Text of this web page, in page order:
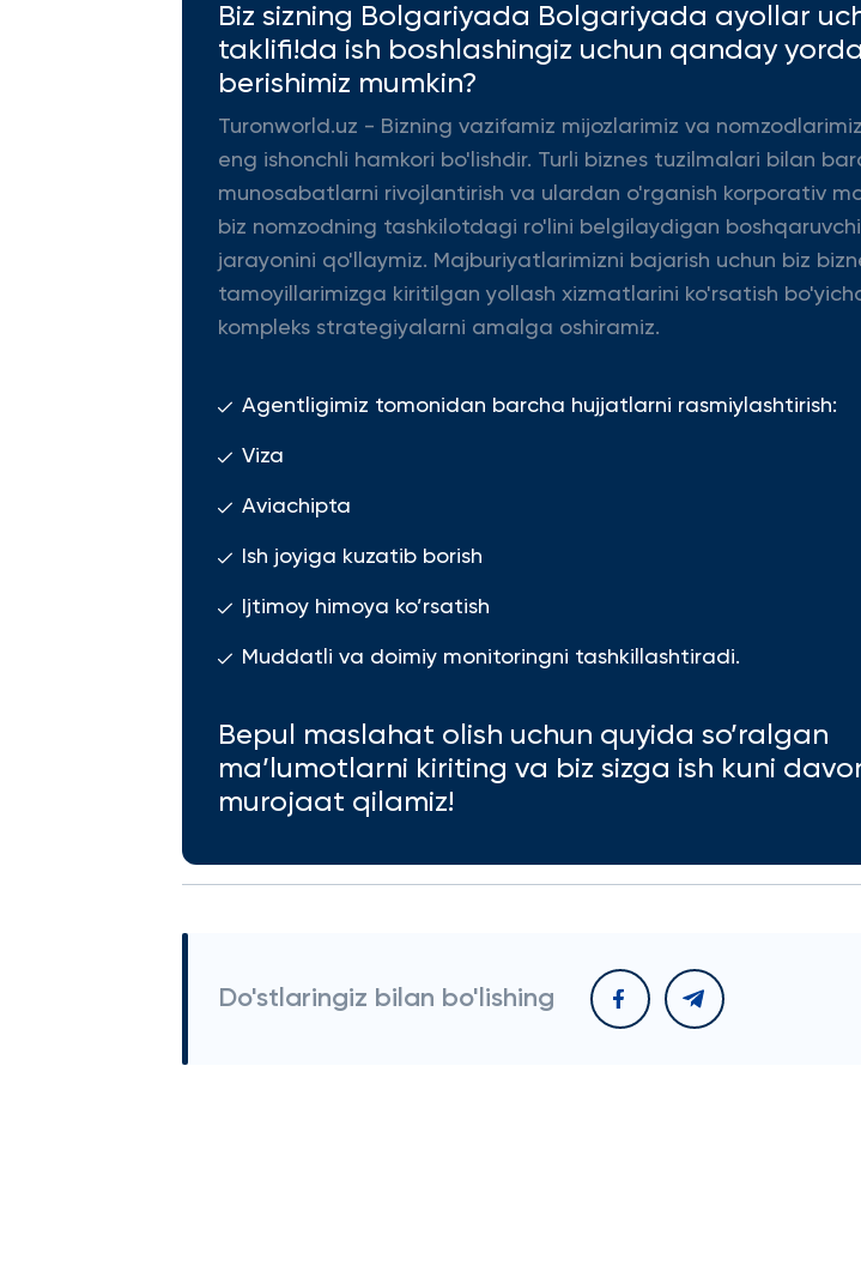
Biz sizning Bolgariyada Bolgariyada ayollar
taklifi!da ish boshlashingiz uchun qanday
berishimiz mumkin?
Turonworld.uz - Bizning vazifamiz mijozlarimiz va
eng ishonchli hamkori bo'lishdir. Turli biznes tuzilmalari bilan
munosabatlarni rivojlantirish va ulardan o'rganish korporativ
biz nomzodning tashkilotdagi ro'lini belgilaydigan
jarayonini qo'llaymiz. Majburiyatlarimizni bajarish uchun biz
tamoyillarimizga kiritilgan yollash xizmatlarini ko'rsatish
kompleks strategiyalarni amalga oshiramiz.
Agentligimiz tomonidan barcha hujjatlarni rasmiylashtirish:
Viza
Aviachipta
Ish joyiga kuzatib borish
Ijtimoy himoya ko’rsatish
Muddatli va doimiy monitoringni tashkillashtiradi.
Bepul maslahat olish uchun quyida so’ralgan
ma’lumotlarni kiriting va biz sizga ish kuni
murojaat qilamiz!
Do'stlaringiz bilan bo'lishing